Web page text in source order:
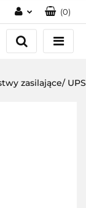
się
(0)
zasilające/ UPS